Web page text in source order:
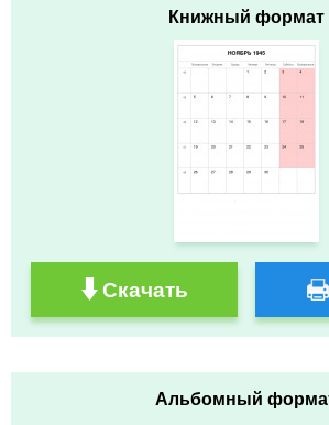
Книжный формат
Скачать
Альбомный